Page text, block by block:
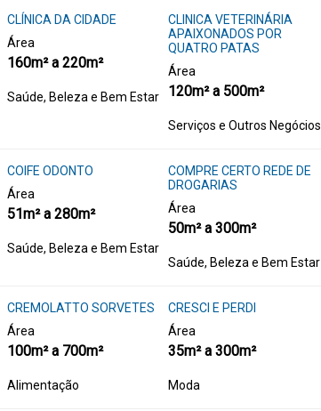
CLÍNICA DA CIDADE
Área
160m² a 220m²
Saúde, Beleza e Bem Estar
CLINICA VETERINÁRIA
APAIXONADOS POR
QUATRO PATAS
Área
120m² a 500m²
Serviços e Outros Negócios
COIFE ODONTO
Área
51m² a 280m²
Saúde, Beleza e Bem Estar
COMPRE CERTO REDE DE
DROGARIAS
Área
50m² a 300m²
Saúde, Beleza e Bem Estar
CREMOLATTO SORVETES
Área
100m² a 700m²
Alimentação
CRESCI E PERDI
Área
35m² a 300m²
Moda